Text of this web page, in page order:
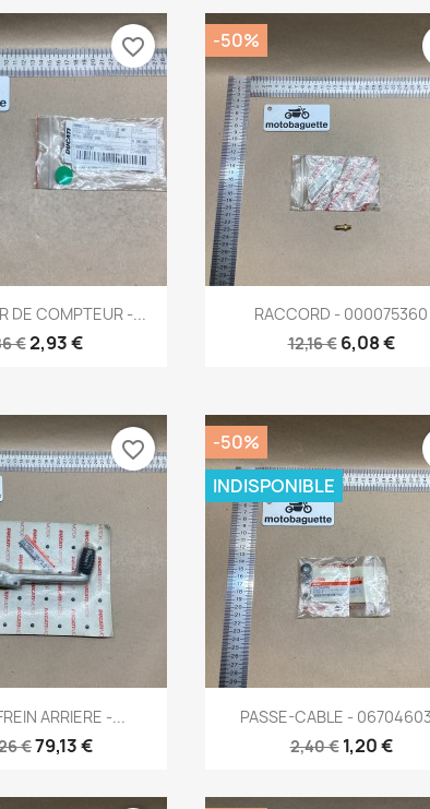
rapide
DE COMPTEUR -...
€2,93 €
favorite_border
Aperçu rapide
RACCORD - 000075360
12,16 € 6,08 €
-50%
rapide
ARRIERE -...
€79,13 €
favorite_border
Aperçu rapide
PASSE-CABLE -
2,40 € 1,20 €
-50%
INDISPONIBLE